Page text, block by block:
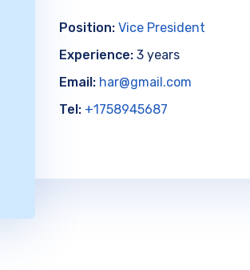
Position: Vice President
Experience: 3 years
Email: har@gmail.com
Tel: +1758945687